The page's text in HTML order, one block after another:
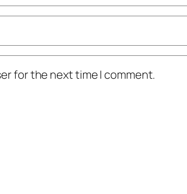
for the next time I comment.